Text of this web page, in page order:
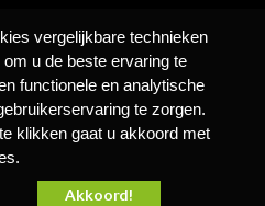
vergelijkbare technieken
om u de beste ervaring te
functionele en analytische
te zorgen.
klikken gaat u akkoord met
Akkoord!